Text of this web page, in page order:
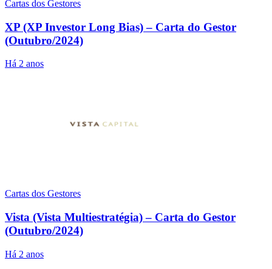
Cartas dos Gestores
XP (XP Investor Long Bias) – Carta do Gestor
(Outubro/2024)
Há 2 anos
Cartas dos Gestores
Vista (Vista Multiestratégia) – Carta do Gestor
(Outubro/2024)
Há 2 anos